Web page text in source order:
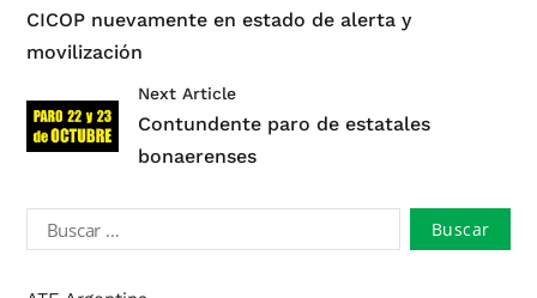
CICOP nuevamente en estado de alerta y
movilización
Next Article
Contundente paro de estatales
bonaerenses